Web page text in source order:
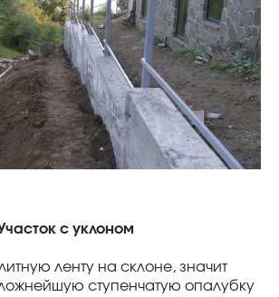
с уклоном
ленту на склоне, значит
ступенчатую опалубку